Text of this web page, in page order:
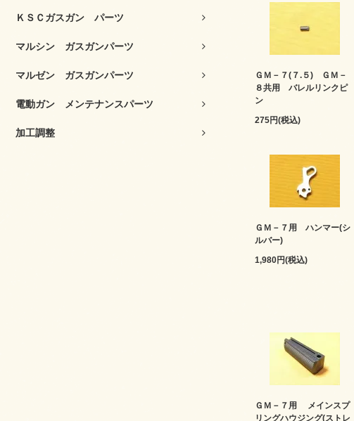
ＫＳＣガスガン パーツ
マルシン ガスガンパーツ
マルゼン ガスガンパーツ
電動ガン メンテナンスパーツ
加工調整
ＧＭ－７(７.５) ＧＭ－
８共用 バレルリンクピ
ン
275円(税込)
ＧＭ－７用 ハンマー(シ
ルバー)
1,980円(税込)
ＧＭ－７用 メインスプ
リングハウジング(ストレ